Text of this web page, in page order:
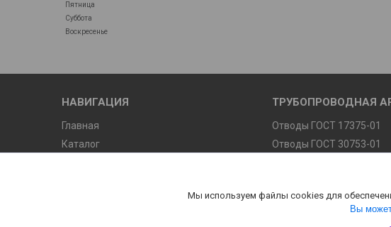
Пятница
Суббота
Воскресенье
НАВИГАЦИЯ
Главная
Каталог
ТРУБОПРОВОДНАЯ
Отводы ГОСТ 17375-01
Отводы ГОСТ 30753-01
Мы используем файлы cookies для
Вы